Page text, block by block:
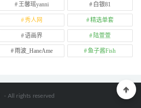
王馨瑶yanni 白银81
秀人网 精选单套
语画界 陆萱萱
雨波_HaneAme 鱼子酱Fish
- All rights reserved